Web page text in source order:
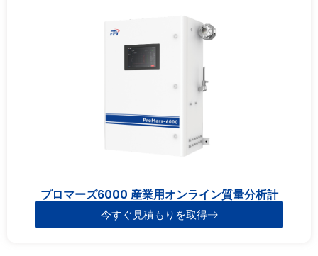
プロマーズ6000 産業用オンライン質量分析計
今すぐ見積もりを取得